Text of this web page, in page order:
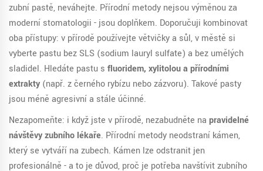
zubní pastě, neváhejte. Přírodní metody nejsou výměnou za
moderní stomatologii - jsou doplňkem. Doporučuji kombinovat
oba přístupy: v přírodě používejte větvičky a sůl, v městě si
vyberte pastu bez SLS (sodium lauryl sulfate) a bez umělých
sladidel. Hledáte pastu s fluoridem, xylitolou a přírodními
extrakty (např. z černého rybízu nebo zázvoru). Takové pasty
jsou méně agresivní a stále účinné.
Nezapomeňte: i když jste v přírodě, nezabudněte na pravidelné
návštěvy zubního lékaře. Přírodní metody neodstraní kámen,
který se vytváří na zubech. Kámen lze odstranit jen
profesionálně - a to je důvod, proč je potřeba navštívit zubního